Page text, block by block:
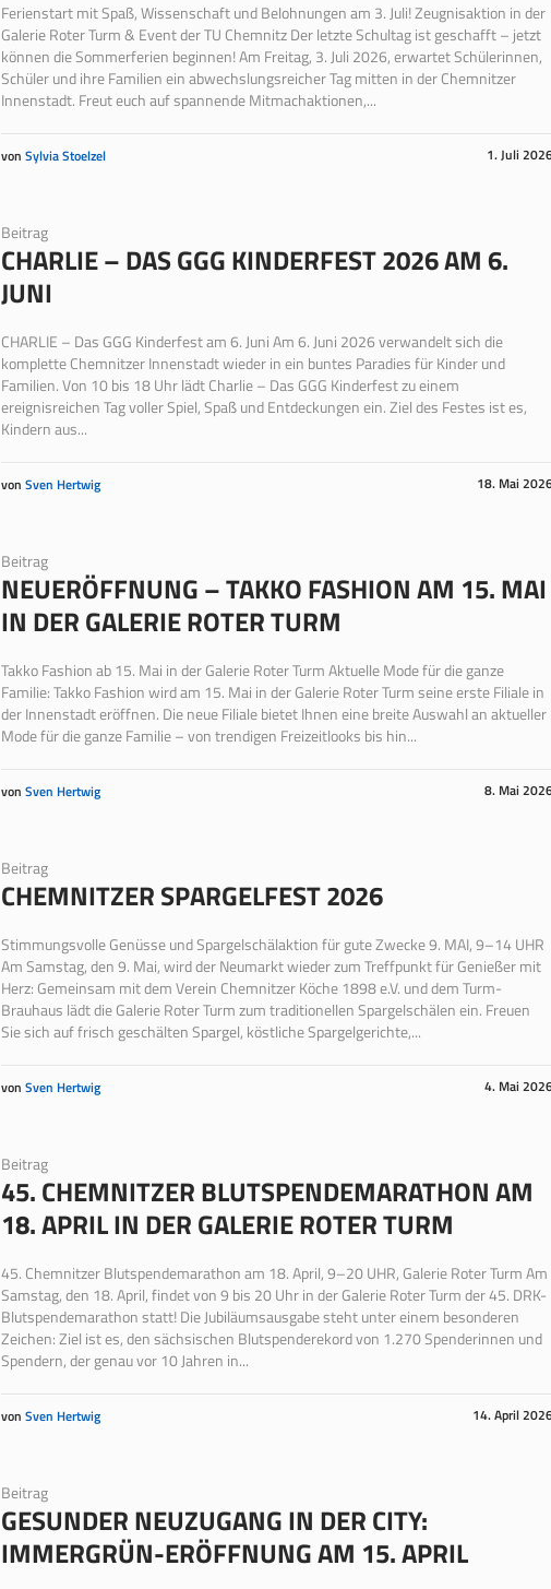
Ferienstart mit Spaß, Wissenschaft und Belohnungen am 3. Juli! Zeugnisaktion in der
Galerie Roter Turm & Event der TU Chemnitz Der letzte Schultag ist geschafft – jetzt
können die Sommerferien beginnen! Am Freitag, 3. Juli 2026, erwartet Schülerinnen,
Schüler und ihre Familien ein abwechslungsreicher Tag mitten in der Chemnitzer
Innenstadt. Freut euch auf spannende Mitmachaktionen,...
1. Juli
von Sylvia Stoelzel
Beitrag
CHARLIE – DAS GGG KINDERFEST 2026 AM 6.
JUNI
CHARLIE – Das GGG Kinderfest am 6. Juni Am 6. Juni 2026 verwandelt sich die
komplette Chemnitzer Innenstadt wieder in ein buntes Paradies für Kinder und
Familien. Von 10 bis 18 Uhr lädt Charlie – Das GGG Kinderfest zu einem
ereignisreichen Tag voller Spiel, Spaß und Entdeckungen ein. Ziel des Festes ist es,
Kindern aus...
18. Mai
von Sven Hertwig
Beitrag
NEUERÖFFNUNG – TAKKO FASHION AM 15. MAI
IN DER GALERIE ROTER TURM
Takko Fashion ab 15. Mai in der Galerie Roter Turm Aktuelle Mode für die ganze
Familie: Takko Fashion wird am 15. Mai in der Galerie Roter Turm seine erste Filiale in
der Innenstadt eröffnen. Die neue Filiale bietet Ihnen eine breite Auswahl an aktueller
Mode für die ganze Familie – von trendigen Freizeitlooks bis hin...
8. Mai
von Sven Hertwig
Beitrag
CHEMNITZER SPARGELFEST 2026
Stimmungsvolle Genüsse und Spargelschälaktion für gute Zwecke 9. MAI, 9–14 UHR
Am Samstag, den 9. Mai, wird der Neumarkt wieder zum Treffpunkt für Genießer mit
Herz: Gemeinsam mit dem Verein Chemnitzer Köche 1898 e.V. und dem Turm-
Brauhaus lädt die Galerie Roter Turm zum traditionellen Spargelschälen ein. Freuen
Sie sich auf frisch geschälten Spargel, köstliche Spargelgerichte,...
4. Mai
von Sven Hertwig
Beitrag
45. CHEMNITZER BLUTSPENDEMARATHON AM
18. APRIL IN DER GALERIE ROTER TURM
45. Chemnitzer Blutspendemarathon am 18. April, 9–20 UHR, Galerie Roter Turm Am
Samstag, den 18. April, findet von 9 bis 20 Uhr in der Galerie Roter Turm der 45. DRK-
Blutspendemarathon statt! Die Jubiläumsausgabe steht unter einem besonderen
Zeichen: Ziel ist es, den sächsischen Blutspenderekord von 1.270 Spenderinnen und
Spendern, der genau vor 10 Jahren in...
14. April
von Sven Hertwig
Beitrag
GESUNDER NEUZUGANG IN DER CITY:
IMMERGRÜN-ERÖFFNUNG AM 15. APRIL